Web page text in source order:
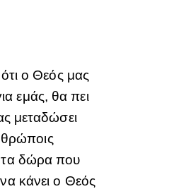
ο Θεός μας
εμάς, θα πει
μεταδώσει
τα δώρα που
κάνει ο Θεός